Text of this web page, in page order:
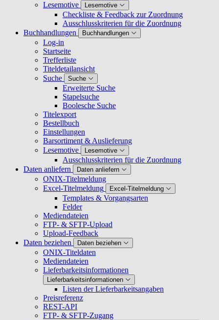
Lesemotive
Lesemotive
Checkliste & Feedback zur Zuordnung
Ausschlusskriterien für die Zuordnung
Buchhandlungen
Buchhandlungen
Log-in
Startseite
Trefferliste
Titeldetailansicht
Suche
Suche
Erweiterte Suche
Stapelsuche
Boolesche Suche
Titelexport
Bestellbuch
Einstellungen
Barsortiment & Auslieferung
Lesemotive
Lesemotive
Ausschlusskriterien für die Zuordnung
Daten anliefern
Daten anliefern
ONIX-Titelmeldung
Excel-Titelmeldung
Excel-Titelmeldung
Templates & Vorgangsarten
Felder
Mediendateien
FTP- & SFTP-Upload
Upload-Feedback
Daten beziehen
Daten beziehen
ONIX-Titeldaten
Mediendateien
Lieferbarkeitsinformationen
Lieferbarkeitsinformationen
Listen der Lieferbarkeitsangaben
Preisreferenz
REST-API
FTP- & SFTP-Zugang